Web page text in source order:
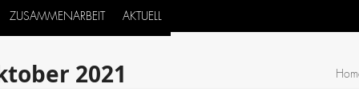
ZUSAMMENARBEIT AKTUELL
2021